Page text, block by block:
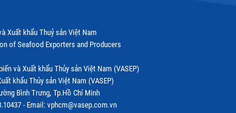
Xuất khẩu Thuỷ sản Việt Nam
of Seafood Exporters and Producers
và Xuất khẩu Thủy sản Việt Nam (VASEP)
khẩu Thủy sản Việt Nam (VASEP)
Bình Trưng, Tp.Hồ Chí Minh
- Email: vphcm@vasep.com.vn